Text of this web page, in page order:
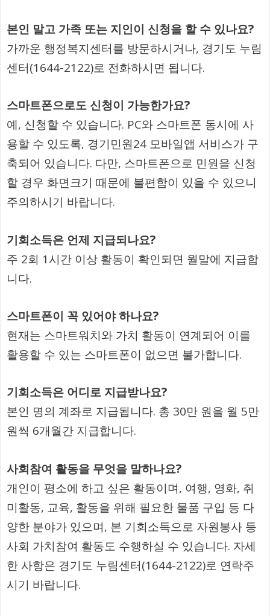
본인 말고 가족 또는 지인이 신청을 할 수 있나요?
가까운 행정복지센터를 방문하시거나, 경기도 누림
센터(1644-2122)로 전화하시면 됩니다.
스마트폰으로도 신청이 가능한가요?
예, 신청할 수 있습니다. PC와 스마트폰 동시에 사
용할 수 있도록, 경기민원24 모바일앱 서비스가 구
축되어 있습니다. 다만, 스마트폰으로 민원을 신청
할 경우 화면크기 때문에 불편함이 있을 수 있으니
주의하시기 바랍니다.
기회소득은 언제 지급되나요?
주 2회 1시간 이상 활동이 확인되면 월말에 지급합
니다.
스마트폰이 꼭 있어야 하나요?
현재는 스마트워치와 가치 활동이 연계되어 이를
활용할 수 있는 스마트폰이 없으면 불가합니다.
기회소득은 어디로 지급받나요?
본인 명의 계좌로 지급됩니다. 총 30만 원을 월 5만
원씩 6개월간 지급합니다.
사회참여 활동을 무엇을 말하나요?
개인이 평소에 하고 싶은 활동이며, 여행, 영화, 취
미활동, 교육, 활동을 위해 필요한 물품 구입 등 다
양한 분야가 있으며, 본 기회소득으로 자원봉사 등
사회 가치참여 활동도 수행하실 수 있습니다. 자세
한 사항은 경기도 누림센터(1644-2122)로 연락주
시기 바랍니다.